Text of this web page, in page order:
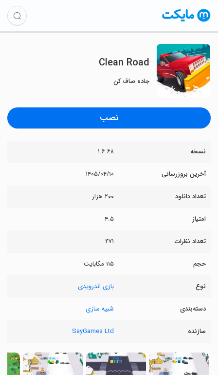
Clean Road
جاده صاف کن
نصب
نسخه ۱.۶.۶۸
آخرین بروزرسانی ۱۴۰۵/۰۴/۱۰
تعداد دانلود ۲۰۰ هزار
امتیاز ۴.۵
تعداد نظرات ۴۷۱
حجم ۱۱۵ مگابایت
نوع بازی اندرویدی
دسته‌بندی شبیه سازی
سازنده SayGames Ltd